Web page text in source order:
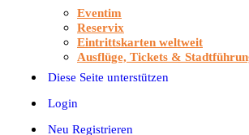
Eventim
Reservix
Eintrittskarten weltweit
Ausflüge, Tickets &
Diese Seite unterstützen
Login
Neu Registrieren